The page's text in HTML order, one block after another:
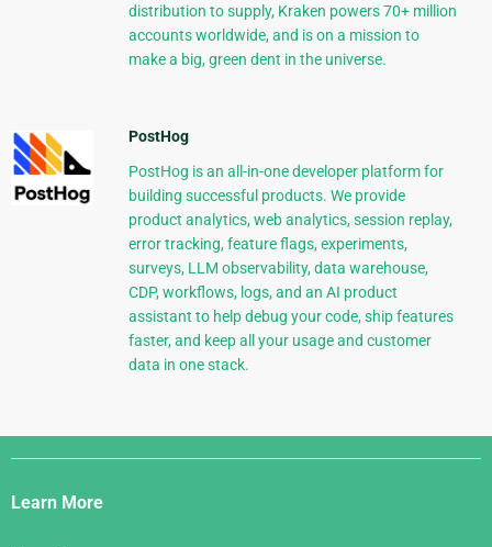
distribution to supply, Kraken powers 70+ million
accounts worldwide, and is on a mission to
make a big, green dent in the universe.
PostHog
PostHog is an all-in-one developer platform for
building successful products. We provide
product analytics, web analytics, session replay,
error tracking, feature flags, experiments,
surveys, LLM observability, data warehouse,
CDP, workflows, logs, and an AI product
assistant to help debug your code, ship features
faster, and keep all your usage and customer
data in one stack.
Django
Links
Learn More